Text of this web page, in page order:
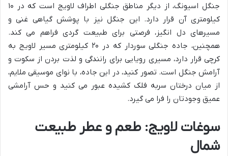
جنگل اسیونگ، از دیگر مناطق جنگلی اطراف لاویج است که در ۱۰
کیلومتری آن قرار دارد. این جنگل نیز با پوشش گیاهی غنی و
مسیرهای دل انگیز، فرصتی برای طبیعت گردی فراهم می کند.
همچنین، جاده جنگلی سوردار که در ۲۰ کیلومتری مسیر لاویج به
کرچی قرار دارد، مسیری رویایی برای رانندگی و لذت بردن از سکوت و
آرامش جنگل است. تصور کنید، در این جاده، با نوای موسیقی ملایم،
از میان درختان سربه فلک کشیده عبور می کنید و حس آرامشی
عمیق وجودتان را فرا می گیرد.
سوغات لاویج: طعم و عطر طبیعت
شمال